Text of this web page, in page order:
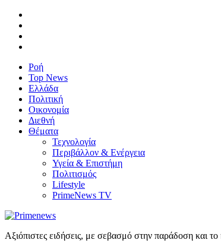
Ροή
Top News
Ελλάδα
Πολιτική
Οικονομία
Διεθνή
Θέματα
Τεχνολογία
Περιβάλλον & Ενέργεια
Υγεία & Επιστήμη
Πολιτισμός
Lifestyle
PrimeNews TV
Αξιόπιστες ειδήσεις, με σεβασμό στην παράδοση και